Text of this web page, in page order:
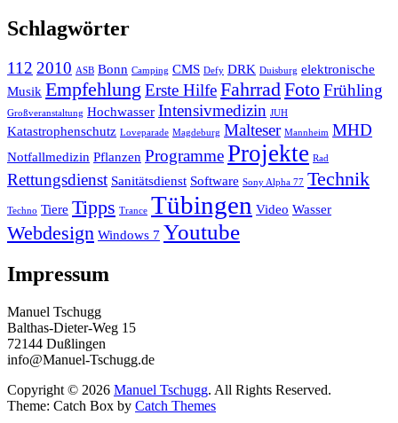
Schlagwörter
112 2010 ASB Bonn Camping CMS Defy DRK Duisburg elektronische
Musik Empfehlung Erste HilfeFahrrad FotoFrühling
Großveranstaltung Hochwasser Intensivmedizin JUH
Katastrophenschutz Loveparade Magdeburg Malteser Mannheim MHD
Notfallmedizin Pflanzen ProgrammeProjekte Rad
Rettungsdienst Sanitätsdienst Software Sony Alpha 77 Technik
Techno Tiere Tipps Trance Tübingen Video Wasser
Webdesign Windows 7 Youtube
Impressum
Manuel Tschugg
Balthas-Dieter-Weg 15
72144 Dußlingen
info@Manuel-Tschugg.de
Copyright © 2026 Manuel Tschugg. All Rights Reserved.
Theme: Catch Box by Catch Themes